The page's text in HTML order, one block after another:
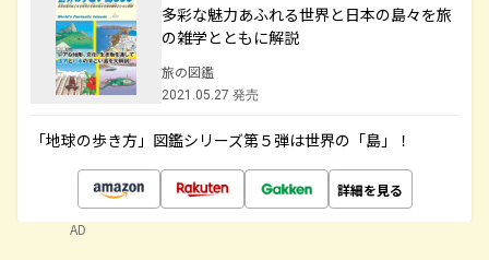
多彩な魅力あふれる世界と日本の島々を旅
の雑学とともに解説
旅の図鑑
2021.05.27 発売
「地球の歩き方」図鑑シリーズ第５弾は世界の「島」！
詳細を見る
AD